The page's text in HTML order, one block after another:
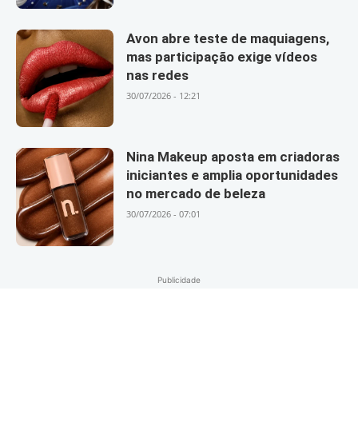
Avon abre teste de maquiagens,
mas participação exige vídeos
nas redes
30/07/2026 - 12:21
Nina Makeup aposta em criadoras
iniciantes e amplia oportunidades
no mercado de beleza
30/07/2026 - 07:01
Publicidade